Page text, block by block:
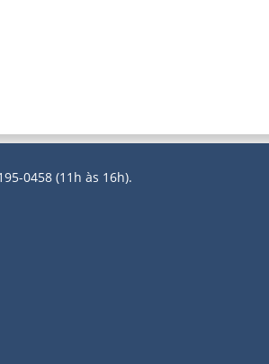
0458 (11h às 16h).